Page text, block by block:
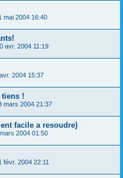
mai 2004 16:40
avr. 2004 11:19
2004 15:37
!
mars 2004 21:37
facile a resoudre)
2004 01:50
févr. 2004 22:11